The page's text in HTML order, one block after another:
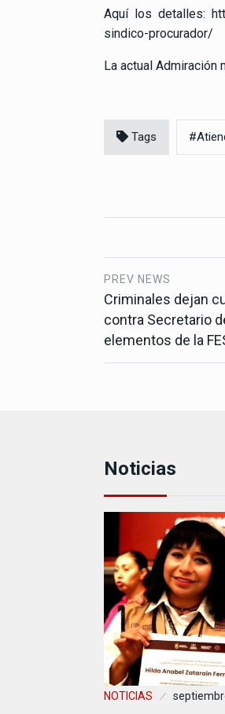
Aquí los detalles:
sindico-procurador/
La actual Admiración
Tags
PREV NEWS
Criminales dejan
contra Secretario
elementos de la
Noticias
NOTICIAS